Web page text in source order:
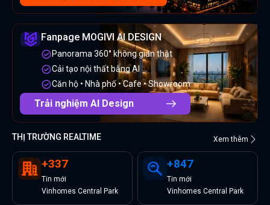
Fanpage MOGIVI AI DESIGN
Panorama 360° không gian thật
Cải tạo nội thất bằng AI
Căn hộ • Nhà phố • Cafe • Showroom
Trải nghiệm AI Design
THỊ TRƯỜNG REALTIME Xem thêm
+337
Tin mới
Vinhomes Central Park
+847
Tin mới
Vinhomes Central Park